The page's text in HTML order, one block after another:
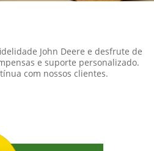
John Deere e desfrute de
e suporte personalizado.
com nossos clientes.